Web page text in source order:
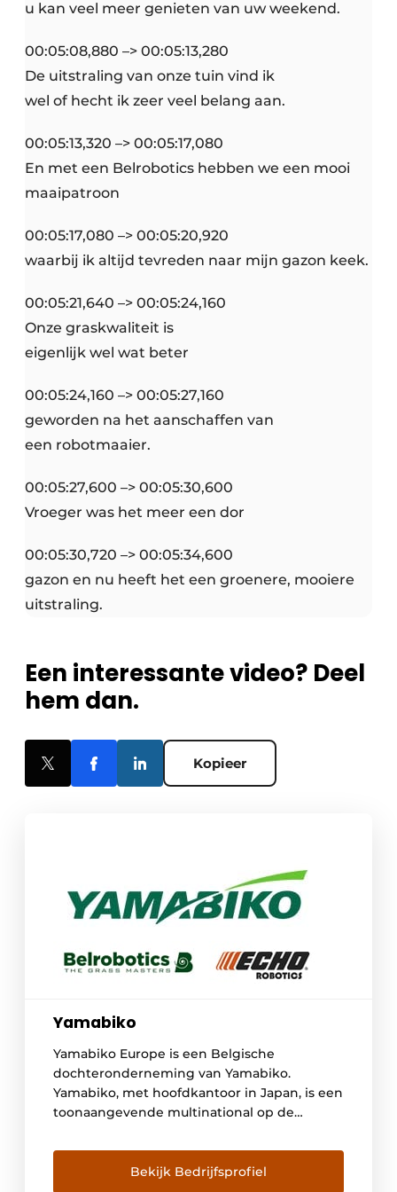
u kan veel meer genieten van uw weekend.
00:05:08,880 –> 00:05:13,280
De uitstraling van onze tuin vind ik
wel of hecht ik zeer veel belang aan.
00:05:13,320 –> 00:05:17,080
En met een Belrobotics hebben we een mooi
maaipatroon
00:05:17,080 –> 00:05:20,920
waarbij ik altijd tevreden naar mijn gazon keek.
00:05:21,640 –> 00:05:24,160
Onze graskwaliteit is
eigenlijk wel wat beter
00:05:24,160 –> 00:05:27,160
geworden na het aanschaffen van
een robotmaaier.
00:05:27,600 –> 00:05:30,600
Vroeger was het meer een dor
00:05:30,720 –> 00:05:34,600
gazon en nu heeft het een groenere, mooiere
uitstraling.
Een interessante video? Deel
hem dan.
Kopieer
Yamabiko
Yamabiko Europe is een Belgische
dochteronderneming van Yamabiko.
Yamabiko, met hoofdkantoor in Japan, is een
toonaangevende multinational op de
groeiende aanwezigheid in Europa, Azië en
andere landen. Yamabiko produceert en
Bekijk Bedrijfsprofiel